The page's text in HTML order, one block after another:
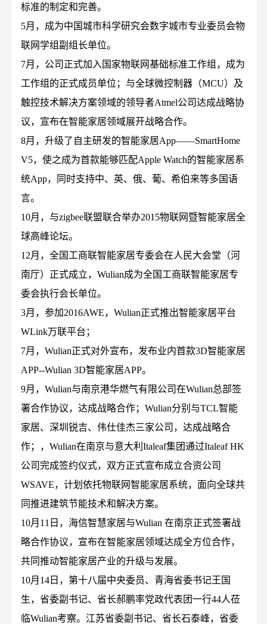
标准的制定和完善。
5月，成为中国城市科学研究会数字城市专业委员会物
联网学组副组长单位。
7月，公司正式加入国家物联网基础标准工作组，成为
工作组的正式成员单位；与全球微控制器（MCU）及
触控技术解决方案领域的领导者Atmel公司达成战略协
议，宣布在智能家居领域展开战略合作。
8月，升级了自主研发的智能家居App——SmartHome
V5，使之成为首款能够匹配Apple Watch的智能家居系
统App，同时支持中、英、俄、葡、希伯来等多国语
言。
10月，与zigbee联盟联合举办2015物联网暨智能家居全
球高峰论坛。
12月，全国工商联智能家居专委会在人民大会堂（河
南厅）正式成立，Wulian成为全国工商联智能家居专
委会执行会长单位。
3月，参加2016AWE，Wulian正式推出智能家居平台
WLink万联平台；
7月，Wulian正式对外宣布，发布业内首款3D智能家居
APP--Wulian 3D智能家居APP。
9月，Wulian与南京港华燃气有限公司在Wulian总部签
署合作协议，达成战略合作；Wulian分别与TCL智能
家居、深圳锐吉、伟仕佳杰三家公司，达成战略合
作；，Wulian在南京与意大利Italeaf集团通过Italeaf HK
公司完成签约仪式，双方正式宣布成立合资公司
WSAVE，计划依托物联网智能家居系统，面向全球共
同推进建筑节能技术和解决方案。
10月11日，海信智慧家居与Wulian 在南京正式签署战
略合作协议，宣布在智能家居领域达成全方位合作，
共同推动智能家居产业的升级与发展。
10月14日，第十八届中央委员、青海省委书记王国
生，省委副书记、省长郝鹏率党政代表团一行44人莅
临Wulian考察。江苏省委副书记、省长石泰峰，省委